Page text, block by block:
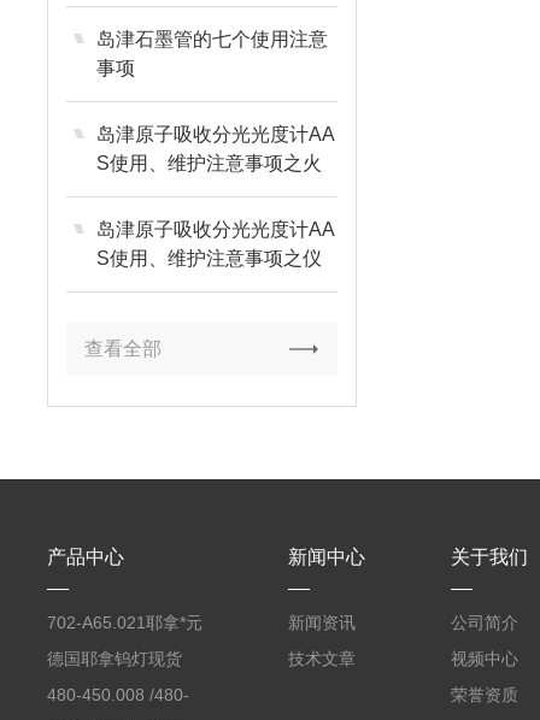
岛津石墨管的七个使用注意
事项
岛津原子吸收分光光度计AA
S使用、维护注意事项之火
焰部分篇
岛津原子吸收分光光度计AA
S使用、维护注意事项之仪
器环境篇
查看全部
产品中心
702-A65.021耶拿*元
素分析仪反应罐
德国耶拿钨灯现货
480-450.008 /480-
新闻中心
新闻资讯
技术文章
关于我们
公司简介
视频中心
荣誉资质